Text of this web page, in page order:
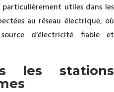
utiles dans les
au réseau électrique, où
d’électricité fiable et
les stations